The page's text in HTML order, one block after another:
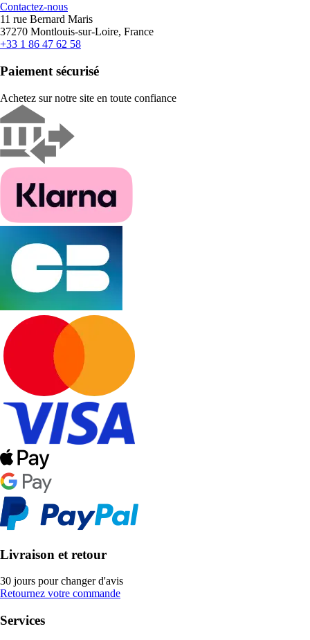
Contactez-nous
11 rue Bernard Maris
37270 Montlouis-sur-Loire, France
+33 1 86 47 62 58
Paiement sécurisé
Achetez sur notre site en toute confiance
Livraison et retour
30 jours pour changer d'avis
Retournez votre commande
Services